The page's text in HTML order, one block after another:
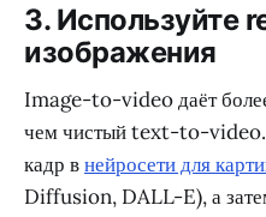
3. Используйте
изображения
Image-to-video даёт
чем чистый text-to-video.
кадр внейросети для
Diffusion, DALL-E), а